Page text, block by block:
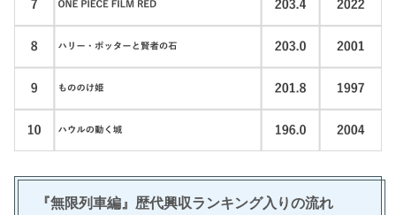
『無限列車編』歴代興収ランキング入りの流れ